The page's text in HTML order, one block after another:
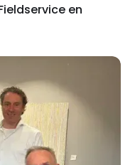
en